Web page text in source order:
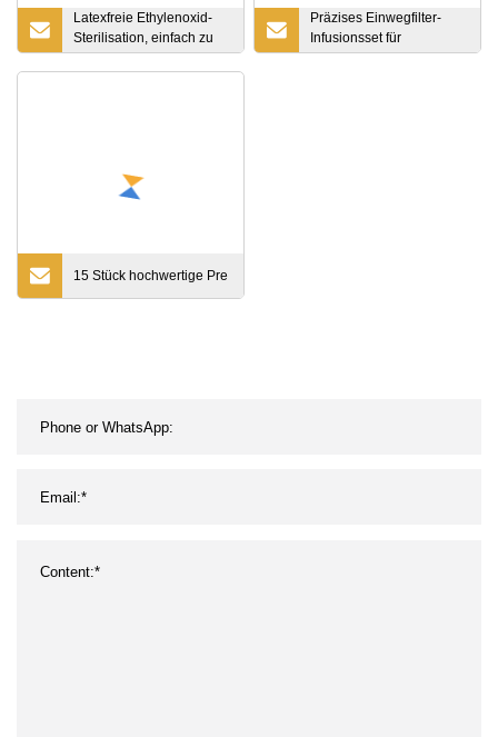
Latexfreie Ethylenoxid-
Sterilisation, einfach zu
befestigender
Präzises Einwegfilter-
Infusionsset für
medizinische Zwecke
15 Stück hochwertige Pre